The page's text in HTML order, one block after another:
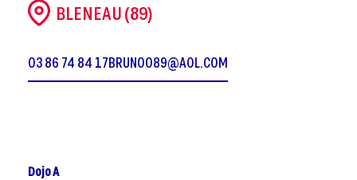
BLENEAU (89)
03 86 74 84 17BRUNOO89@AOL.COM
Dojo A